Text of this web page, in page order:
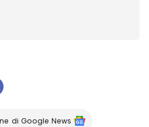
di Google News